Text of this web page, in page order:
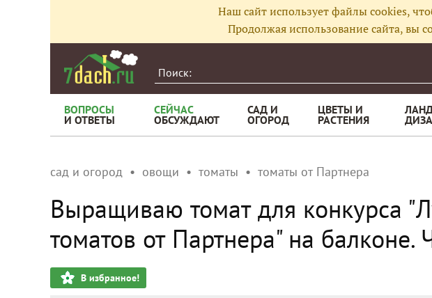
Наш сайт использует файлы cookies,
Продолжая использование сайта, вы
ВОПРОСЫ
И ОТВЕТЫ
СЕЙЧАС
ОБСУЖДАЮТ
САД И
ОГОРОД
ЦВЕТЫ И
РАСТЕНИЯ
сад и огород овощи томаты томаты от Партнера
Выращиваю томат для конкурса
томатов от Партнера" на балконе.
В избранное!